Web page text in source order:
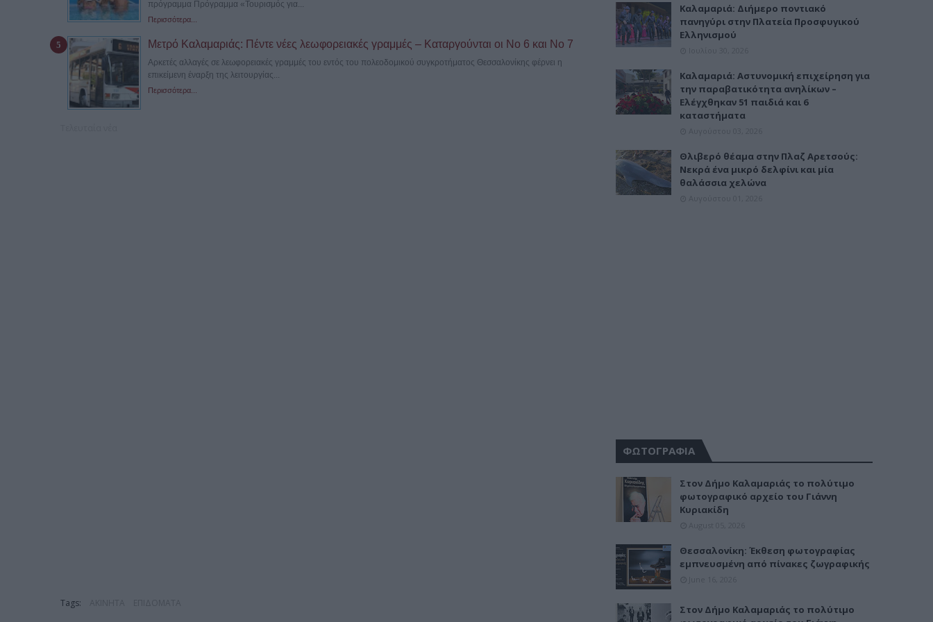
πρόγραμμα Πρόγραμμα «Τουρισμός για...
Περισσότερα...
Μετρό Καλαμαριάς: Πέντε νέες λεωφορειακές γραμμές – Καταργούνται οι Νο 6 και Νο 7
Αρκετές αλλαγές σε λεωφορειακές γραμμές του εντός του πολεοδομικού συγκροτήματος Θεσσαλονίκης φέρνει η
επικείμενη έναρξη της λειτουργίας...
Περισσότερα...
Tags:
Καλαμαριά: Διήμερο ποντιακό
πανηγύρι στην Πλατεία Προσφυγικού
Ελληνισμού
Καλαμαριά: Αστυνομική επιχείρηση για
την παραβατικότητα ανηλίκων –
Ελέγχθηκαν 51 παιδιά και 6
καταστήματα
Θλιβερό θέαμα στην Πλαζ Αρετσούς:
Νεκρά ένα μικρό δελφίνι και μία
θαλάσσια χελώνα
ΦΩΤΟΓΡΑΦΙΑ
Στον Δήμο Καλαμαριάς το πολύτιμο
φωτογραφικό αρχείο του Γιάννη
Κυριακίδη
Θεσσαλονίκη: Έκθεση φωτογραφίας
εμπνευσμένη από πίνακες ζωγραφικής
Στον Δήμο Καλαμαριάς το πολύτιμο